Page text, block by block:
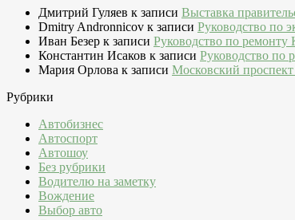
Дмитрий Гуляев к записи Выставка
Dmitry Andronnicov к записи Руководство по
Иван Безер к записи Руководство по ремонту
Константин Исаков к записи Руководство по
Мария Орлова к записи Московский
Рубрики
Автобизнес
Автоспорт
Автошоу
Без рубрики
Водителю на заметку
Вождение
Выбор авто